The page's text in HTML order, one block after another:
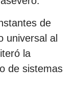
de
universal al
la
de sistemas